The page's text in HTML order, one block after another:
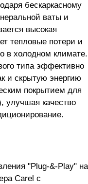
бескаркасному
ваты и
высокая
тепловые потери и
в холодном климате.
типа эффективно
и скрытую энергию
покрытием для
улучшая качество
"Plug-&-Play" на
Carel с